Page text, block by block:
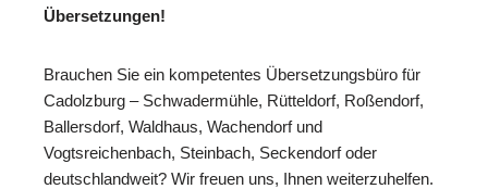
Übersetzungen!
Brauchen Sie ein kompetentes Übersetzungsbüro für
Cadolzburg – Schwadermühle, Rütteldorf, Roßendorf,
Ballersdorf, Waldhaus, Wachendorf und
Vogtsreichenbach, Steinbach, Seckendorf oder
deutschlandweit? Wir freuen uns, Ihnen weiterzuhelfen.